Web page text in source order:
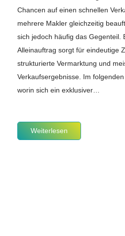
Chancen auf einen schnellen
mehrere Makler gleichzeitig
sich jedoch häufig das Gegenteil.
Alleinauftrag sorgt für eindeutige
strukturierte Vermarktung und
Verkaufsergebnisse. Im
worin sich ein exklusiver…
Weiterlesen